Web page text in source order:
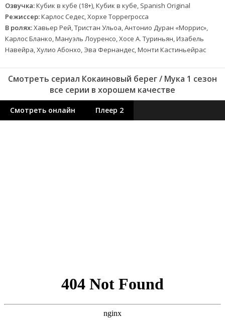
Озвучка:Кубик в кубе (18+), Кубик в кубе, Spanish Original
Режиссер:Карлос Седес, Хорхе Торрегросса
В ролях:Хавьер Рей, Тристан Ульоа, Антонио Дуран «Моррис»,
Карлос Бланко, Мануэль Лоуренсо, Хосе А. Туриньян, Изабель
Навейра, Хулио Абонхо, Эва Фернандес, Монти Кастиньейрас
Смотреть сериал Кокаиновый берег / Мука 1 сезон
все серии в хорошем качестве
Смотреть онлайн Плеер 2